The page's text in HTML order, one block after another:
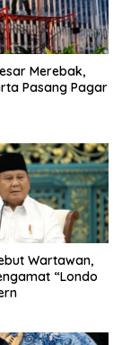
Merebak,
Pasang Pagar
Wartawan,
“Londo